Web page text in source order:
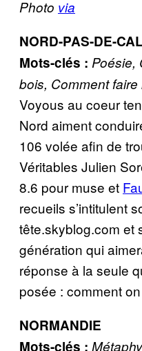
Photo via
NORD-PAS-DE-
Mots-clés : Poésie,
bois, Comment faire
Voyous au coeur
Nord aiment
106 volée afin de
Véritables Julien
8.6 pour muse et
recueils s’intitulent
tête.skyblog.com et
génération qui
réponse à la seule
posée : comment
NORMANDIE
Mots-clés :